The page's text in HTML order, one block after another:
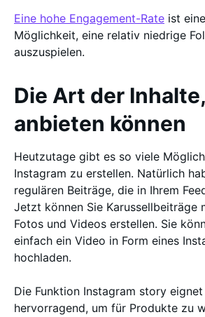
Eine hohe Engagement-Rate ist
Möglichkeit, eine relativ niedrige
auszuspielen.
Die Art der
anbieten können
Heutzutage gibt es so viele
Instagram zu erstellen. Natürlich
regulären Beiträge, die in Ihrem
Jetzt können Sie Karussellbeiträge
Fotos und Videos erstellen. Sie
einfach ein Video in Form eines
hochladen.
Die Funktion Instagram story
hervorragend, um für Produkte zu